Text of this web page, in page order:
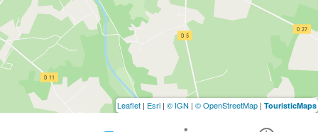
Leaflet | Esri | © IGN | © OpenStreetMap | TouristicMaps